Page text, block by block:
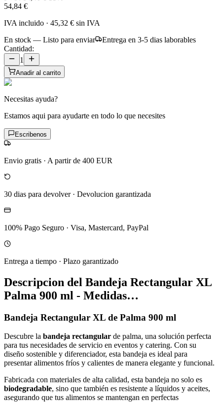
54,84 €
IVA incluido · 45,32 € sin IVA
En stock — Listo para enviar
Entrega en 3-5 dias laborables
Cantidad:
1
Anadir al carrito
Necesitas ayuda?
Estamos aqui para ayudarte en todo lo que necesites
Escribenos
Envio gratis · A partir de 400 EUR
30 dias para devolver· Devolucion garantizada
100% Pago Seguro · Visa, Mastercard, PayPal
Entrega a tiempo · Plazo garantizado
Descripcion del Bandeja Rectangular XL
Palma 900 ml - Medidas…
Bandeja Rectangular XL de Palma 900 ml
Descubre la bandeja rectangular de palma, una solución perfecta
para tus necesidades de servicio en eventos y catering. Con su
diseño sostenible y diferenciador, esta bandeja es ideal para
presentar alimentos fríos y calientes de manera elegante y funcional.
Fabricada con materiales de alta calidad, esta bandeja no solo es
biodegradable, sino que también es resistente a líquidos y aceites,
asegurando que tus alimentos se mantengan en perfectas